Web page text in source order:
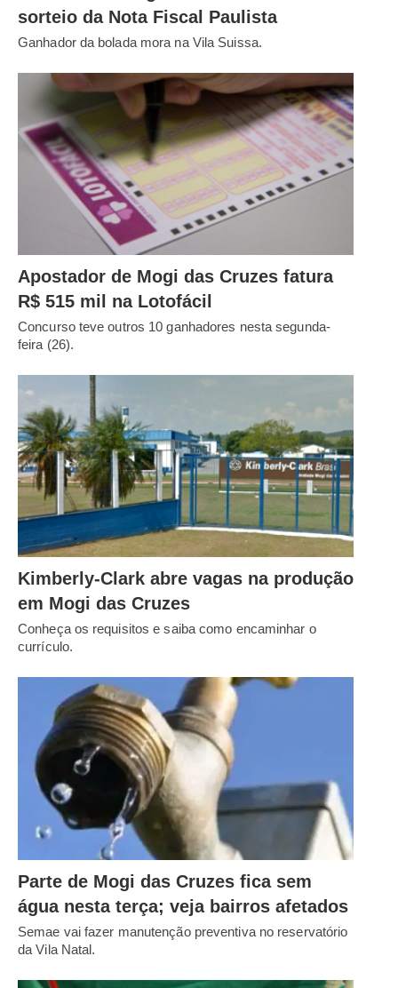
sorteio da Nota Fiscal Paulista
Ganhador da bolada mora na Vila Suissa.
Apostador de Mogi das Cruzes fatura
R$ 515 mil na Lotofácil
Concurso teve outros 10 ganhadores nesta segunda-
feira (26).
Kimberly-Clark abre vagas na produção
em Mogi das Cruzes
Conheça os requisitos e saiba como encaminhar o
currículo.
Parte de Mogi das Cruzes fica sem
água nesta terça; veja bairros afetados
Semae vai fazer manutenção preventiva no reservatório
da Vila Natal.